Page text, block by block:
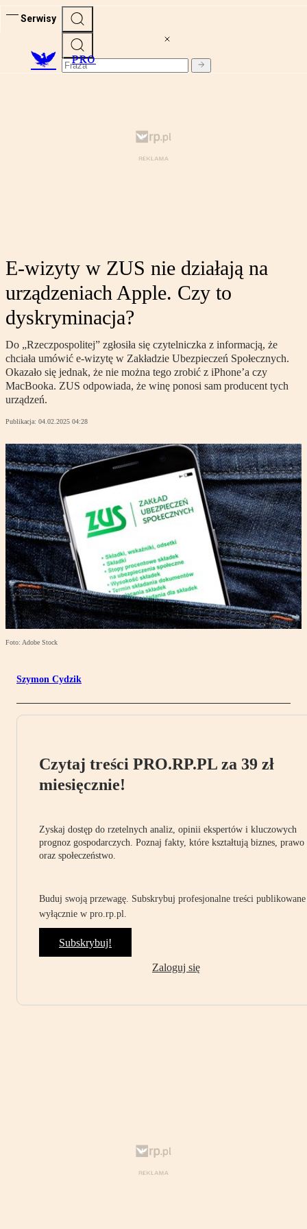
Serwisy
PRO
E-wizyty w ZUS nie działają na
urządzeniach Apple. Czy to
dyskryminacja?
Do „Rzeczpospolitej” zgłosiła się czytelniczka z informacją, że
chciała umówić e-wizytę w Zakładzie Ubezpieczeń Społecznych.
Okazało się jednak, że nie można tego zrobić z iPhone’a czy
MacBooka. ZUS odpowiada, że winę ponosi sam producent tych
urządzeń.
Publikacja: 04.02.2025 04:28
Foto: Adobe Stock
Szymon Cydzik
Czytaj treści PRO.RP.PL za 39 zł
miesięcznie!
Zyskaj dostęp do rzetelnych analiz, opinii ekspertów i kluczowych
prognoz gospodarczych. Poznaj fakty, które kształtują biznes, prawo
oraz społeczeństwo.
Buduj swoją przewagę. Subskrybuj profesjonalne treści publikowane
wyłącznie w pro.rp.pl.
Subskrybuj!
Zaloguj się